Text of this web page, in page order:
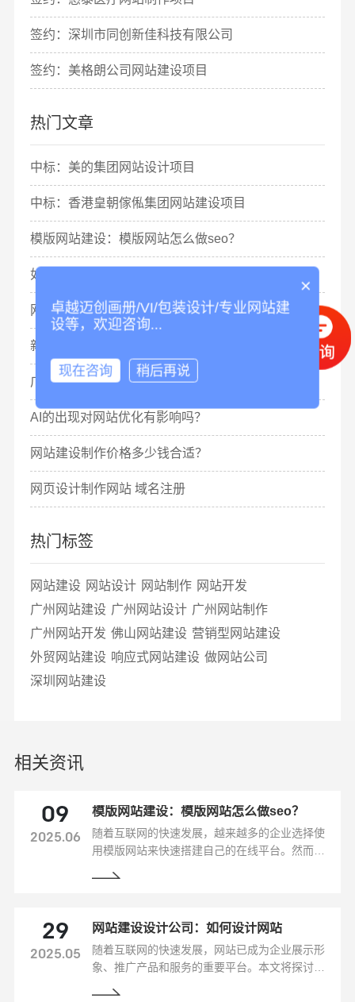
签约：深圳市同创新佳科技有限公司
签约：美格朗公司网站建设项目
热门文章
中标：美的集团网站设计项目
中标：香港皇朝傢俬集团网站建设项目
模版网站建设：模版网站怎么做seo？
如何制作网站？怎么自己创建一个网站
网站建设设计公司：如何设计网站
新手如何做网站？个人建站教程
广州网站制作排名怎么做？
AI的出现对网站优化有影响吗？
网站建设制作价格多少钱合适？
网页设计制作网站 域名注册
热门标签
网站建设 网站设计 网站制作 网站开发
广州网站建设 广州网站设计 广州网站制作
广州网站开发 佛山网站建设 营销型网站建设
外贸网站建设 响应式网站建设 做网站公司
深圳网站建设
相关资讯
09
2025.06
模版网站建设：模版网站怎么做seo？
随着互联网的快速发展，越来越多的企业选择使
用模版网站来快速搭建自己的在线平台。然而，
索引擎排名和流量。
29
2025.05
网站建设设计公司：如何设计网站
随着互联网的快速发展，网站已成为企业展示形
象、推广产品和服务的重要平台。本文将探讨如
×
卓越迈创画册/VI/包装设计/专业网站建
设等，欢迎咨询...
现在咨询 稍后再说